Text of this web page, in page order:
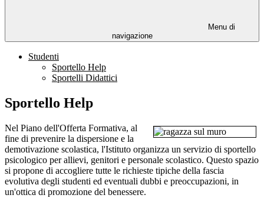
Menu di
navigazione
Studenti
Sportello Help
Sportelli Didattici
Sportello Help
Nel Piano dell'Offerta Formativa, al
fine di prevenire la dispersione e la
demotivazione scolastica, l'Istituto organizza un servizio di sportello
psicologico per allievi, genitori e personale scolastico. Questo spazio
si propone di accogliere tutte le richieste tipiche della fascia
evolutiva degli studenti ed eventuali dubbi e preoccupazioni, in
un'ottica di promozione del benessere.